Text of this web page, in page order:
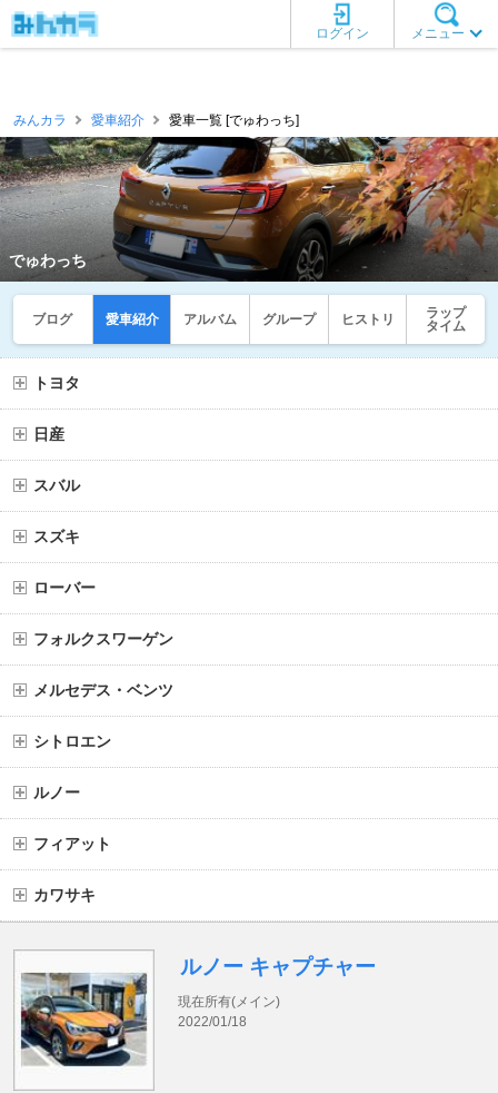
メニュー
ログイン
みんカラ 愛車紹介 愛車一覧 [でゅわっち]
でゅわっち
ブログ 愛車紹介 アルバム グループ ヒストリ
ラップ
タイム
トヨタ
日産
スバル
スズキ
ローバー
フォルクスワーゲン
メルセデス・ベンツ
シトロエン
ルノー
フィアット
カワサキ
ルノー キャプチャー
現在所有(メイン)
2022/01/18